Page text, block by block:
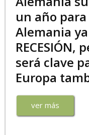
un año para
Alemania
RECESIÓN,
será clave
Europa
ver más